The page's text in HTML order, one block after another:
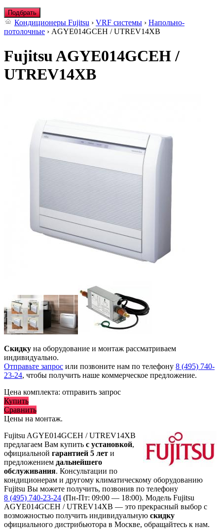
Подбрать
Кондиционеры Fujitsu › VRF системы › Напольно-
потолочные › AGYE014GCEH / UTREV14XB
Fujitsu AGYE014GCEH /
UTREV14XB
Скидку на оборудование и монтаж рассматриваем
индивидуально.
Отправьте запрос или позвоните нам по телефону 8 (495) 740-
23-24, чтобы получить наше коммерческое предложение.
Цена комплекта: отправить запрос
Купить
Сравнить
Цены на монтаж.
Fujitsu AGYE014GCEH / UTREV14XB
предлагаем Вам купить с установкой,
официальной гарантией 5 лет и
предложением дальнейшего
обслуживания. Консультации по
кондиционерам и другому климатическому оборудованию
Fujitsu Вы можете получить, позвонив по телефону
8 (495) 740-23-24 (Пн-Пт: 09:00 — 18:00). Модель Fujitsu
AGYE014GCEH / UTREV14XB — это прекрасный выбор с
возможностью получить индивидуальную скидку
официального дистрибьютора в Москве, обращайтесь к нам.